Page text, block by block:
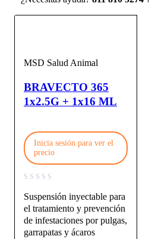
MSD Salud Animal
BRAVECTO 365
1x2.5G + 1x16 ML
Inicia sesión para ver el
precio
Suspensión inyectable para
el tratamiento y prevención
de infestaciones por pulgas,
garrapatas y ácaros